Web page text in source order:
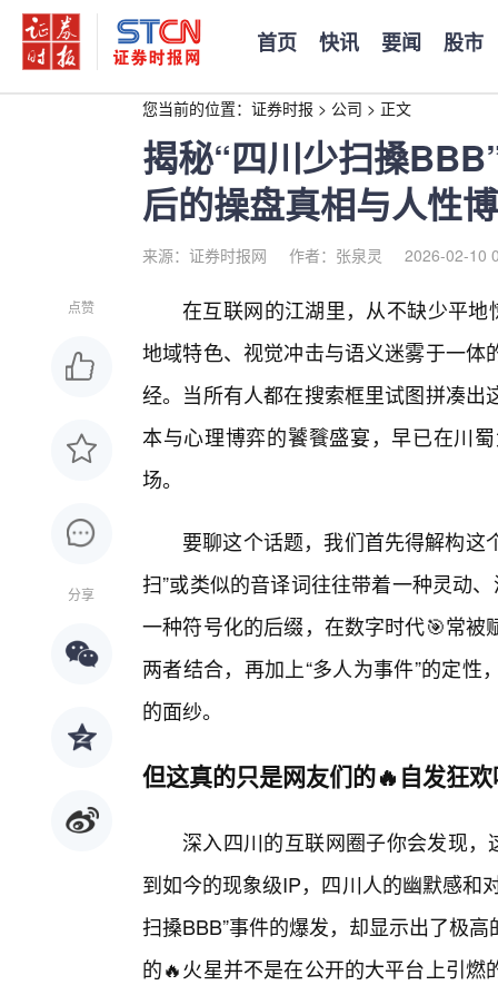
首页 快讯 要闻 股市
您当前的位置： 证券时报 > 公司 > 正文
揭秘“四川少扫搡
后的操盘真相与人性
来源：证券时报网 作者：张泉灵 2026-02-10
点赞
分享
在互联网的江湖里，从不缺少平地
地域特色、视觉冲击与语义迷雾于一
经。当所有人都在搜索框里试图拼凑
本与心理博弈的饕餮盛宴，早已在川
场。
要聊这个话题，我们首先得解构这
扫”或类似的音译词往往带着一种灵动
一种符号化的后缀，在数字时代🎯常
两者结合，再加上“多人为事件”的定
的面纱。
但这真的只是网友们的🔥自发狂
深入四川的互联网圈子你会发现，
到如今的现象级IP，四川人的幽默感和
扫搡BBB”事件的爆发，却显示出了极
的🔥火星并不是在公开的大平台上引